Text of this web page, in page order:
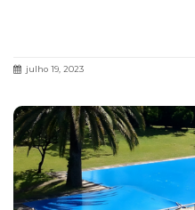
julho 19, 2023